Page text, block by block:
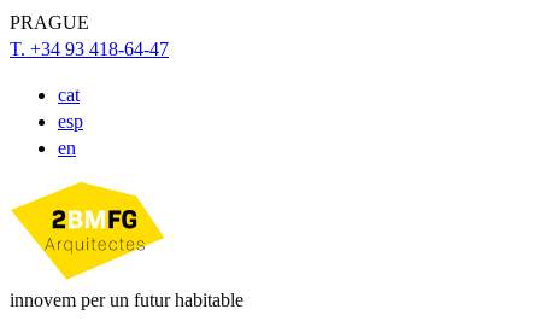
PRAGUE
T. +34 93 418-64-47
cat
esp
en
innovem per un futur habitable